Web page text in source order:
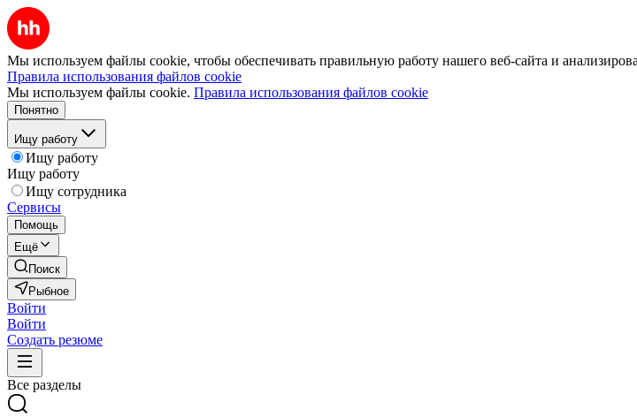
Мы используем файлы cookie, чтобы обеспечивать правильную работу нашего веб-сайта и
Правила использования файлов cookie
Мы используем файлы cookie. Правила использования файлов cookie
Понятно
Ищу работу
Ищу работу
Ищу работу
Ищу сотрудника
Сервисы
Помощь
Ещё
Поиск
Рыбное
Войти
Войти
Создать резюме
Все разделы